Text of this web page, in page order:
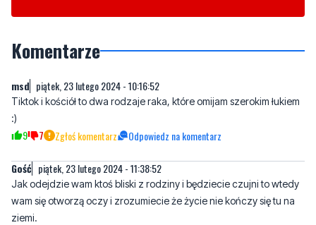
Tiktok i kościół to dwa rodzaje raka, które omijam szerokim łukiem
9 7 Zgłoś komentarz Odpowiedz na komentarz
Gość
Jak odejdzie wam ktoś bliski z rodziny i będziecie czujni to wtedy
ziemi.
1 6 Zgłoś komentarz Odpowiedz na komentarz
Obi Oba